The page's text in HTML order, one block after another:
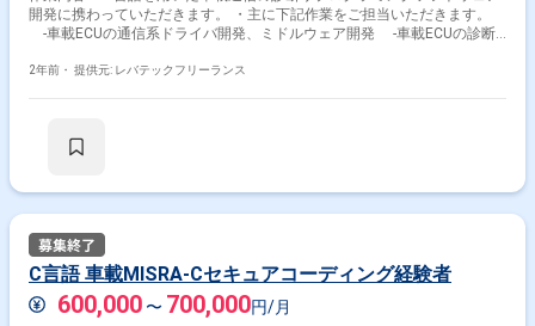
開発に携わっていただきます。 ・主に下記作業をご担当いただきます。
-車載ECUの通信系ドライバ開発、ミドルウェア開発 -車載ECUの診断
2年前・ 提供元: レバテックフリーランス
C言語 車載MISRA-Cセキュアコーディング経験者
600,000 〜 700,000円/月
その他開発言語・スキルから探す
JavaScript
After Effects
その他の職種から探す
2Dデザイナー
アニメーター
フロントエンドエンジニア